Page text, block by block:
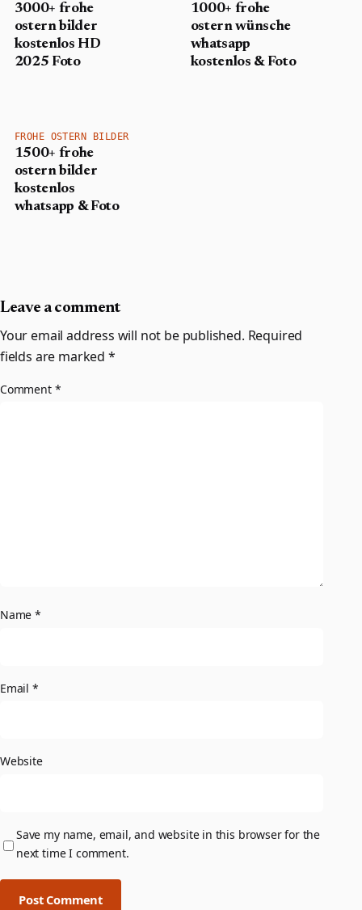
3000+ frohe
ostern bilder
kostenlos HD
2025 Foto
1000+ frohe
ostern wünsche
whatsapp
kostenlos & Foto
FROHE OSTERN BILDER
1500+ frohe
ostern bilder
kostenlos
whatsapp & Foto
Leave a comment
Your email address will not be published. Required
fields are marked *
Comment *
Name*
Email *
Website
Save my name, email, and website in this browser for the
next time I comment.